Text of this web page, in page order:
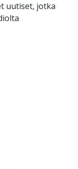
uutiset, jotka